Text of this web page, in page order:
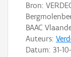
Bron:
BAAC
Auteurs:
Datum: 31-